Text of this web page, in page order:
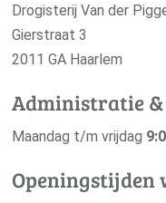
Drogisterij Van der
Gierstraat 3
2011 GA Haarlem
Administratie
Maandag t/m vrijdag
Openingstijden